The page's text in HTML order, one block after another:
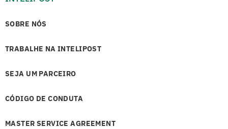
SOBRE NÓS
TRABALHE NA INTELIPOST
SEJA UM PARCEIRO
CÓDIGO DE CONDUTA
MASTER SERVICE AGREEMENT